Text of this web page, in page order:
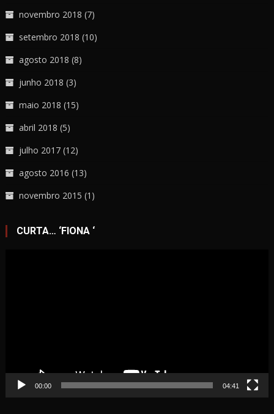
novembro 2018 (7)
setembro 2018 (10)
agosto 2018 (8)
junho 2018 (3)
maio 2018 (15)
abril 2018 (5)
julho 2017 (12)
agosto 2016 (13)
novembro 2015 (1)
CURTA… ‘FIONA ‘
00:00 04:41